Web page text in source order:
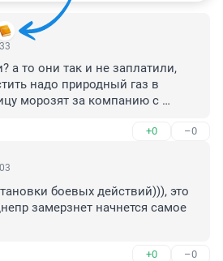
а то они так и не заплатили,
надо природный газ в
морозят за компанию с
+0 –0
боевых действий))), это
замерзнет начнется самое
+0 –0